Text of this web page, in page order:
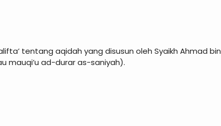
tentang aqidah yang disusun oleh Syaikh Ahmad bin
mauqi’u ad-durar as-saniyah).